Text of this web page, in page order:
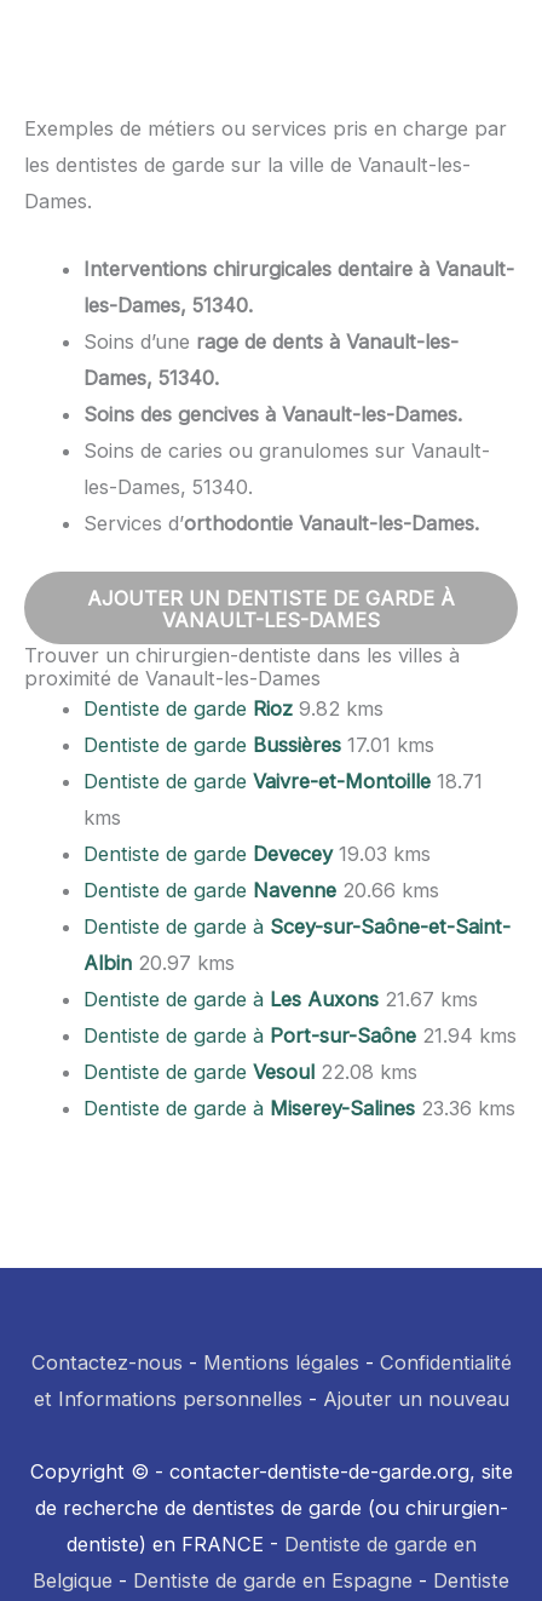
Exemples de métiers ou services pris en charge par
les dentistes de garde sur la ville de Vanault-les-
Dames.
Interventions chirurgicales dentaire à Vanault-
les-Dames, 51340.
Soins d’une rage de dents à Vanault-les-
Dames, 51340.
Soins des gencives à Vanault-les-Dames.
Soins de caries ou granulomes sur Vanault-
les-Dames, 51340.
Services d’orthodontie Vanault-les-Dames.
AJOUTER UN DENTISTE DE GARDE À
VANAULT-LES-DAMES
Trouver un chirurgien-dentiste dans les villes à
proximité de Vanault-les-Dames
Dentiste de garde Rioz 9.82 kms
Dentiste de garde Bussières 17.01 kms
Dentiste de gardeVaivre-et-Montoille 18.71
kms
Dentiste de garde Devecey19.03 kms
Dentiste de garde Navenne 20.66 kms
Dentiste de garde à Scey-sur-Saône-et-Saint-
Albin 20.97 kms
Dentiste de garde à Les Auxons 21.67 kms
Dentiste de garde à Port-sur-Saône 21.94 kms
Dentiste de gardeVesoul 22.08 kms
Dentiste de garde à Miserey-Salines 23.36 kms
Contactez-nous - Mentions légales - Confidentialité
et Informations personnelles - Ajouter un nouveau
Copyright © - contacter-dentiste-de-garde.org, site
de recherche de dentistes de garde (ou chirurgien-
dentiste) en FRANCE - Dentiste de garde en
Belgique - Dentiste de garde en Espagne - Dentiste